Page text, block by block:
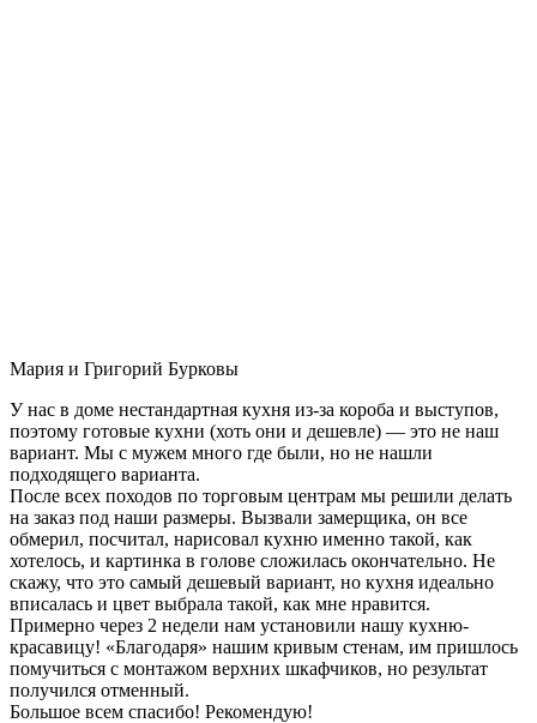
Мария и Григорий Бурковы
У нас в доме нестандартная кухня из-за короба и выступов,
поэтому готовые кухни (хоть они и дешевле) — это не наш
вариант. Мы с мужем много где были, но не нашли
подходящего варианта.
После всех походов по торговым центрам мы решили делать
на заказ под наши размеры. Вызвали замерщика, он все
обмерил, посчитал, нарисовал кухню именно такой, как
хотелось, и картинка в голове сложилась окончательно. Не
скажу, что это самый дешевый вариант, но кухня идеально
вписалась и цвет выбрала такой, как мне нравится.
Примерно через 2 недели нам установили нашу кухню-
красавицу! «Благодаря» нашим кривым стенам, им пришлось
помучиться с монтажом верхних шкафчиков, но результат
получился отменный.
Большое всем спасибо! Рекомендую!